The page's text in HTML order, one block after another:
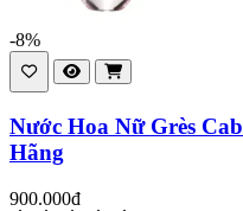
-8%
Nước Hoa Nữ Grès
Hãng
900.000đ